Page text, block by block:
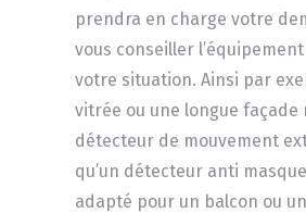
prendra en charge votre
vous conseiller
votre situation. Ainsi par
vitrée ou une longue façade
détecteur de mouvement
qu’un détecteur anti
adapté pour un balcon ou